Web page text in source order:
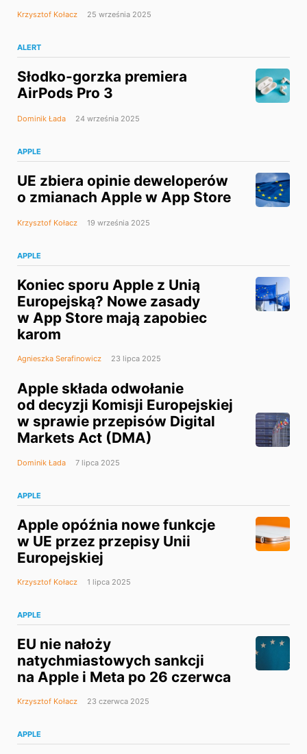
Krzysztof Kołacz 25 września 2025
ALERT
Słodko-gorzka premiera
AirPods Pro 3
Dominik Łada 24 września 2025
APPLE
UE zbiera opinie deweloperów
o zmianach Apple w App Store
Krzysztof Kołacz 19 września 2025
APPLE
Koniec sporu Apple z Unią
Europejską? Nowe zasady
w App Store mają zapobiec
karom
Agnieszka Serafinowicz 23 lipca 2025
Apple składa odwołanie
od decyzji Komisji Europejskiej
w sprawie przepisów Digital
Markets Act (DMA)
Dominik Łada 7 lipca 2025
APPLE
Apple opóźnia nowe funkcje
w UE przez przepisy Unii
Europejskiej
Krzysztof Kołacz 1 lipca 2025
APPLE
EU nie nałoży
natychmiastowych sankcji
na Apple i Meta po 26 czerwca
Krzysztof Kołacz 23 czerwca 2025
APPLE